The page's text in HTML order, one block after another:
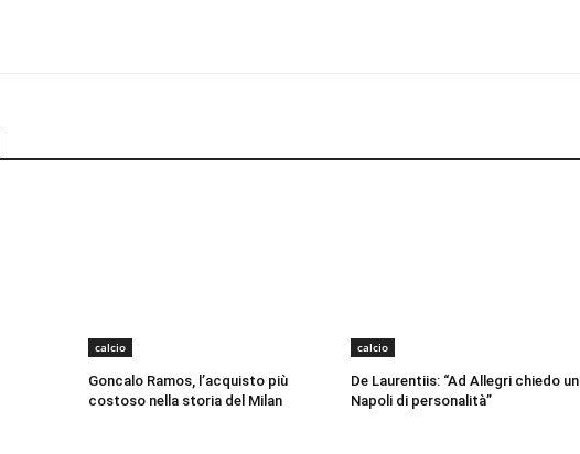
calcio
Goncalo Ramos, l’acquisto più
costoso nella storia del Milan
calcio
De Laurentiis: “Ad Allegri chiedo un
Napoli di personalità”